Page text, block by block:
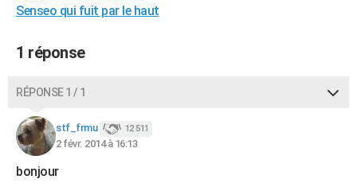
BONS PLANS
CARTE DE VOEUX
COPAINS D'AVANT
S'inscrire
Se connecter
Lycées
Collèges
Primaires
Universités
Entreprises
Service militaire
Avis de recherche
AVIS DE DÉCÈS
Senseo qui fuit par le haut
1 réponse
RÉPONSE 1 / 1
stf_frmu 12 511
2 févr. 2014 à 16:13
bonjour